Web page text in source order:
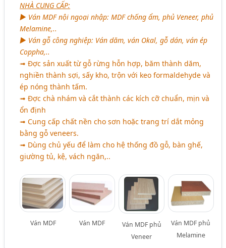
NHÀ CUNG CẤP:
► Ván MDF nội ngoại nhập: MDF chống ẩm, phủ Veneer, phủ
Melamine,..
► Ván gỗ công nghiệp: Ván dăm, ván Okal, gỗ dán, ván ép
Coppha,..
➟ Đợc sản xuất từ gỗ rừng hỗn hợp, băm thành dăm,
nghiền thành sợi, sấy kho, trộn với keo formaldehyde và
ép nóng thành tấm.
➟ Đợc chà nhám và cắt thành các kích cỡ chuẩn, mịn và
ổn định
➟ Cung cấp chất nền cho sơn hoặc trang trí dắt mỏng
bằng gỗ veneers.
➟ Dùng chủ yếu để làm cho hệ thống đồ gỗ, bàn ghế,
giường tủ, kệ, vách ngăn,..
Ván MDF Ván MDF
Ván MDF phủ
Veneer
Ván MDF phủ
Melamine